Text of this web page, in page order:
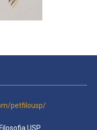
petfilousp/
USP